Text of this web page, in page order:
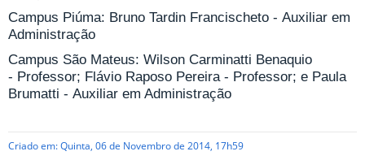
Campus Piúma: Bruno Tardin Francischeto - Auxiliar em
Administração
Campus São Mateus: Wilson Carminatti Benaquio
- Professor; Flávio Raposo Pereira - Professor; e Paula
Brumatti - Auxiliar em Administração
Criado em: Quinta, 06 de Novembro de 2014, 17h59